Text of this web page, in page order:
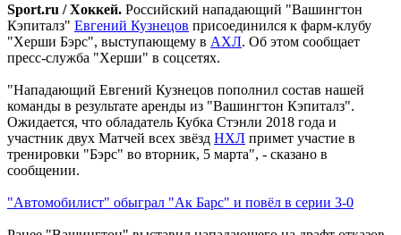
Sport.ru / Хоккей. Российский нападающий "Вашингтон
Кэпиталз" Евгений Кузнецов присоединился к фарм-клубу
"Херши Бэрс", выступающему в АХЛ. Об этом сообщает
пресс-служба "Херши" в соцсетях.
"Нападающий Евгений Кузнецов пополнил состав нашей
команды в результате аренды из "Вашингтон Кэпиталз".
Ожидается, что обладатель Кубка Стэнли 2018 года и
участник двух Матчей всех звёзд НХЛ примет участие в
тренировки "Бэрс" во вторник, 5 марта", - сказано в
сообщении.
"Автомобилист" обыграл "Ак Барс" и повёл в серии 3-0